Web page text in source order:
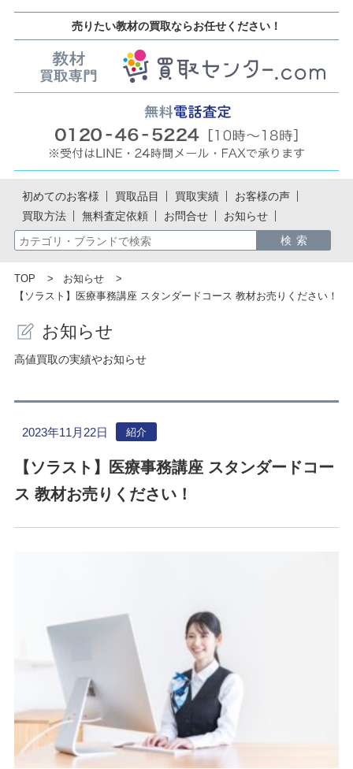
売りたい教材の買取ならお任せください！
初めてのお客様 買取品目 買取実績
お客様の声
買取方法
無料査定依頼 お問合せ お知らせ
TOP
お知らせ
【ソラスト】医療事務講座 スタンダードコース 教材お売りください！
お知らせ
高値買取の実績やお知らせ
【ソラスト】医療事務講座 スタンダードコー
ス 教材お売りください！
2023年11月22日 紹介